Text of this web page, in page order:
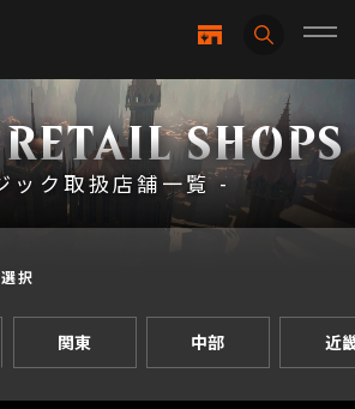
SHOPS
ック取扱店舗一覧 -
択
関東 中部 近